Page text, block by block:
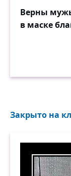
Верны
в маске
Закрыто на